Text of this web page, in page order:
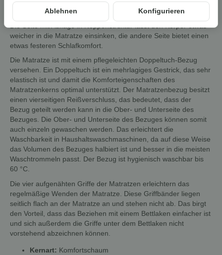
einer einseitigen Auflage in Noppen-Schnitt-Technik. Die
Matratze bietet damit zwei unterschiedliche Liegekomfortseiten.
Die Seite mit Auflage in Noppenstruktur lässt den Körper etwas
weicher in die Matratze einsinken, die andere Seite bietet einen
etwas festeren Schlafkomfort.
Die Matratze ist mit einem pflegeleichten Doppeltuch-Bezug
versehen. Ein Doppeltuch ist ein mehrlagiges Gestrick, das sehr
elastisch ist und damit die Komforteigenschaften des
Matratzenkerns optimal unterstützt. Der Matratzenbezug besitzt
einen vierseitigen Reißverschluss, das bedeutet, dass der
Bezug geteilt werden kann in die Ober- und Unterseite des
Bezuges. Die Ober- und Unterseite des Bezuges können somit
auch einzeln gewaschen werden. Das erleichtert die
Waschbarkeit in Haushaltswaschmaschinen, da auf diese Weise
das Volumen des Bezuges halbiert ist und besser in die meisten
Waschtrommeln passt. Der Bezug ist hygienisch waschbar bis
60 °C.
Die vier aufgenähten Griffe der Matratzen erleichtern das
regelmäßige Wenden der Matratze. Diese Griffbänder liegen
seitlich flach an der Matratze an und stehen nicht ab. Das birgt
den Vorteil, dass das Beziehen mit einem Bettlaken einfacher ist
und sich außerdem die Griffe unter dem Bettlaken nicht
vorstehend abzeichnen können.
Kernart: Komfortschaum
Ablehnen Konfigurieren